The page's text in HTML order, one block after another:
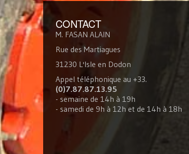
CONTACT
M. FASAN ALAIN
Rue des Martiagues
31230 L'Isle en Dodon
Appel téléphonique au +33.
(0)7.87.87.13.95
- semaine de 14h à 19h
- samedi de 9h à 12h et de 14h à 18h